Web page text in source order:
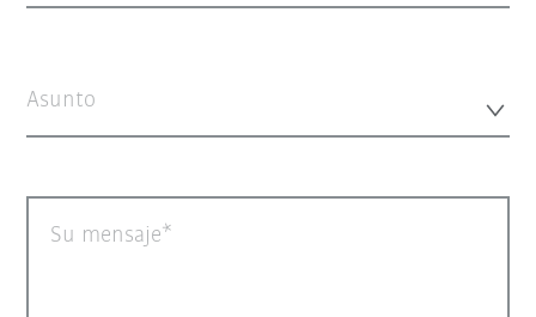
Asunto
Su mensaje